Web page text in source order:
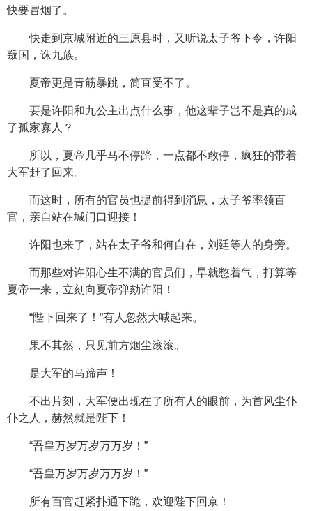
快要冒烟了。
快走到京城附近的三原县时，又听说太子爷下令，许阳
叛国，诛九族。
夏帝更是青筋暴跳，简直受不了。
要是许阳和九公主出点什么事，他这辈子岂不是真的成
了孤家寡人？
所以，夏帝几乎马不停蹄，一点都不敢停，疯狂的带着
大军赶了回来。
而这时，所有的官员也提前得到消息，太子爷率领百
官，亲自站在城门口迎接！
许阳也来了，站在太子爷和何自在，刘廷等人的身旁。
而那些对许阳心生不满的官员们，早就憋着气，打算等
夏帝一来，立刻向夏帝弹劾许阳！
“陛下回来了！”有人忽然大喊起来。
果不其然，只见前方烟尘滚滚。
是大军的马蹄声！
不出片刻，大军便出现在了所有人的眼前，为首风尘仆
仆之人，赫然就是陛下！
“吾皇万岁万岁万万岁！”
“吾皇万岁万岁万万岁！”
所有百官赶紧扑通下跪，欢迎陛下回京！